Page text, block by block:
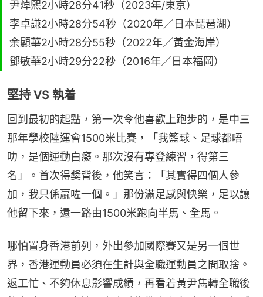
尹焯熙2小時28分41秒（2023年/東京）
李卓謙2小時28分54秒（2020年／日本琵琶湖）
余顯華2小時28分55秒（2022年／黃金海岸）
鄧敏華2小時29分22秒（2016年／日本福岡）
堅持 VS 執着
回到最初的起點，第一次令他喜歡上跑步的，是中三
那年學校陸運會1500米比賽，「我籃球、足球都唔
叻，是個運動白癡。那次沒有專登練習，得第三
名」。首次得獎背後，他笑言：「其實得四個人參
加，我只係贏咗一個。」那份滿足感與快樂，足以讓
他留下來，還一路由1500米跑向半馬、全馬。
哪怕置身香港前列，外出參加國際賽又是另一個世
界，香港運動員必須在生計與全職運動員之間取捨。
返工忙、不夠休息影響成績，再看着黃尹雋轉全職後